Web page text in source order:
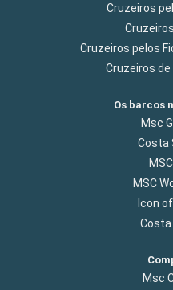
Cruzeiros
Cruzeiros pelos
Cruzeiros
Os barcos
Msc
Costa
MSC
Icon
Msc